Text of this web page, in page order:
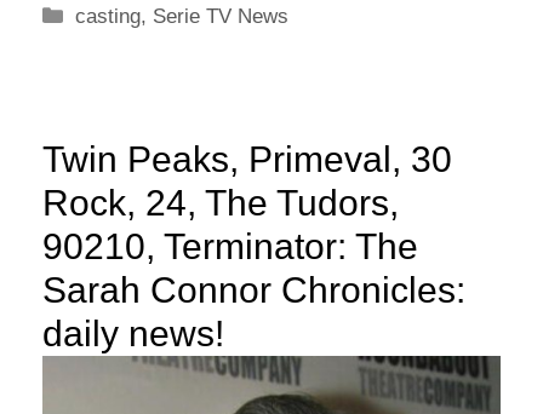
Categorie
casting, Serie TV News
Twin Peaks, Primeval, 30
Rock, 24, The Tudors,
90210, Terminator: The
Sarah Connor Chronicles:
daily news!